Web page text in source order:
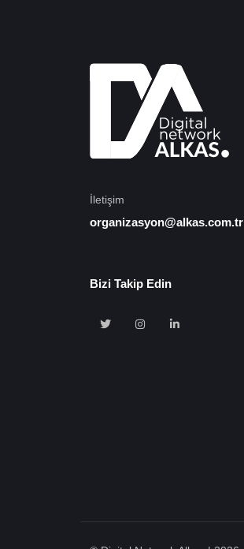
İletişim
organizasyon@alkas.com.tr
Bizi Takip Edin